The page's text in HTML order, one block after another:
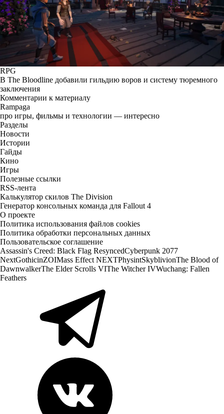
RPG
В The Bloodline добавили гильдию воров и систему тюремного
заключения
Комментарии к материалу
Rampaga
про игры, фильмы и технологии — интересно
Разделы
Новости
Истории
Гайды
Кино
Игры
Полезные ссылки
RSS-лента
Калькулятор скилов The Division
Генератор консольных команда для Fallout 4
О проекте
Политика использования файлов cookies
Политика обработки персональных данных
Пользовательское соглашение
Assassin's Creed: Black Flag ResyncedCyberpunk 2077
NextGothicinZOIMass Effect NEXTPhysintSkyblivionThe Blood of
DawnwalkerThe Elder Scrolls VIThe Witcher IVWuchang: Fallen
Feathers